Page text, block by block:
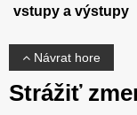
vstupy a výstupy
Návrat hore
Strážiť